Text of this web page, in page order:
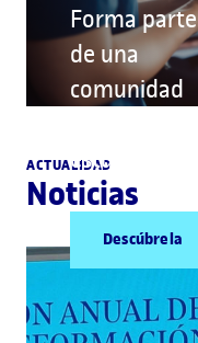
Forma parte
de una
comunidad
estudiantes
Descúbrela
ACTUALIDAD
Noticias